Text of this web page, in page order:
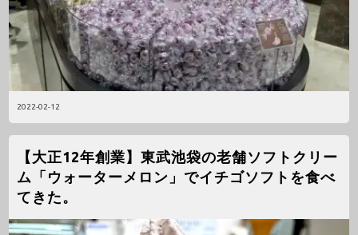
2022-02-12
【大正12年創業】東武池袋の老舗ソフトクリー
ム「ウォーターメロン」でイチゴソフトを食べ
てきた。